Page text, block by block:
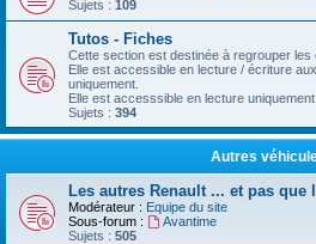
Sujets : 109
Tutos - Fiches
Cette section est destinée à regrouper les
Elle est accessible en lecture / écriture
uniquement.
Elle est accesssible en lecture
Sujets : 394
Autres
Les autres Renault ... et pas que
Modérateur : Equipe du site
Sous-forum :
Avantime
Sujets : 505